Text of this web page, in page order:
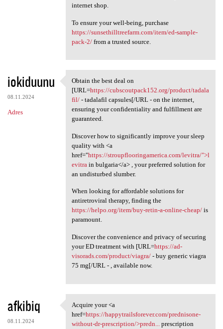
internet shop.
To ensure your well-being, purchase
https://sunsethilltreefarm.com/item/ed-sample-
pack-2/from a trusted source.
iokiduunu
08.11.2024
Adres
Obtain the best deal on [URL
Obtain the best deal on
[URL=https://cubscoutpack152.org/product/tadala
fil/- tadalafil capsules[/URL - on the internet,
ensuring your confidentiality and fulfillment are
guaranteed.
Discover how to significantly improve your sleep
quality with <a
href="https://stroupflooringamerica.com/levitra/">l
evitra in bulgaria</a> , your preferred solution for
an undisturbed slumber.
When looking for affordable solutions for
antiretroviral therapy, finding the
https://helpo.org/item/buy-retin-a-online-cheap/is
paramount.
Discover the convenience and privacy of securing
your ED treatment with [URL=https://ad-
visorads.com/product/viagra/- buy generic viagra
75 mg[/URL - , available now.
afkibiq
08.11.2024
Acquire your <a href=https:/
Acquire your <a
href=https://happytrailsforever.com/prednisone-
without-dr-prescription/>predn...
prescription